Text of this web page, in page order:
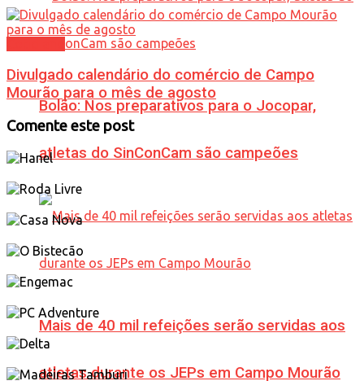
Bolão: Nos preparativos para o Jocopar,
atletas do SinConCam são campeões
Mais de 40 mil refeições serão servidas aos
atletas durante os JEPs em Campo Mourão
Divulgado calendário do comércio de Campo
Mourão para o mês de agosto
Comente este post